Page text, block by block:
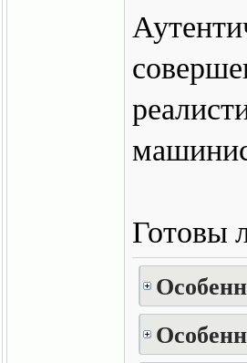
Готовы